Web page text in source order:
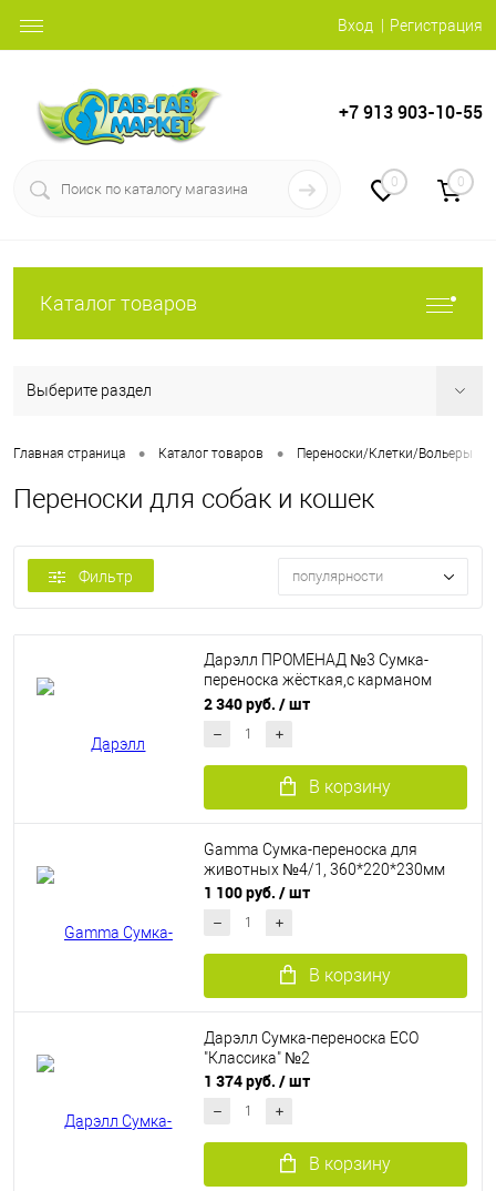
Вход Регистрация
+7 913 903-10-55
0 0
Каталог товаров
Выберите раздел
Главная страница • Каталог товаров • Переноски/Клетки/Вольеры
​Переноски для собак и кошек
Фильтр популярности
Дарэлл ПРОМЕНАД №3 Сумка-
переноска жёсткая,с карманом
(нейлон,пластик)
2 340 руб. / шт
В корзину
Gamma Сумка-переноска для
животных №4/1, 360*220*230мм
1 100 руб. / шт
В корзину
Дарэлл Сумка-переноска ЕСО
"Классика" №2
1 374 руб. / шт
В корзину